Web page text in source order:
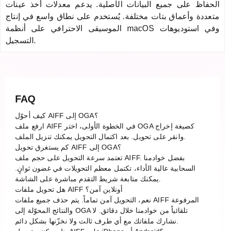
الحفاظ على جميع البيانات الأصلية. يدعم معدلات أخذ عينات
متعددة وأعماق بتات مختلفة. يُستخدم على نطاق واسع في إنتاج
الموسيقى الاحترافي على أنظمة macOS وفي استوديوهات
التسجيل.
FAQ
كيف أحوّل AIFF إلى OGA؟
ارفع ملف AIFF في الخطوة الأولى، اختر OGA كصيغة إخراج
كم يستغرق تحويل AIFF إلى OGA؟
تعتمد سرعة التحويل على حجم ملف AIFF. بفضل خوادمنا
السحابية عالية الأداء، تكتمل معظم التحويلات في غضون ثوانٍ.
هل تحويل ملفات AIFF أونلاين آمن؟
نعم، التحويل آمن تماماً. يتم حذف جميع ملفات AIFF المرفوعة
والنتائج المحوّلة إلى OGA تلقائياً من خوادمنا خلال دقائق. لا